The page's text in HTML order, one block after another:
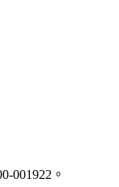
001922。